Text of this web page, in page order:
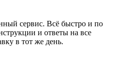
сервис. Всё быстро и по
и ответы на все
в тот же день.